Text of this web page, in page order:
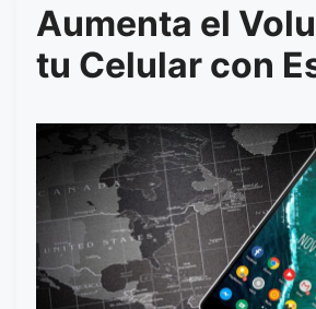
Aumenta el
tu Celular con